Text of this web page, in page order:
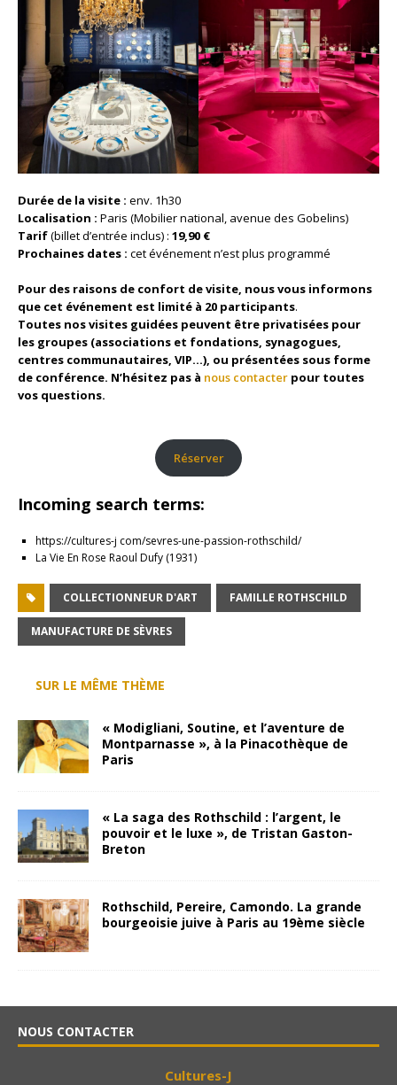
Durée de la visite : env. 1h30
Localisation : Paris (Mobilier national, avenue des Gobelins)
Tarif(billet d’entrée inclus) : 19,90 €
Prochaines dates : cet événement n’est plus programmé
Pour des raisons de confort de visite, nous vous informons
que cet événement est limité à 20 participants.
Toutes nos visites guidées peuvent être privatisées pour
les groupes (associations et fondations, synagogues,
centres communautaires, VIP…), ou présentées sous forme
de conférence. N’hésitez pas à nous contacter pour toutes
vos questions.
Réserver
Incoming search terms:
https://cultures-j com/sevres-une-passion-rothschild/
La Vie En Rose Raoul Dufy (1931)
COLLECTIONNEUR D'ART FAMILLE ROTHSCHILD
MANUFACTURE DE SÈVRES
SUR LE MÊME THÈME
« Modigliani, Soutine, et l’aventure de
Montparnasse », à la Pinacothèque de
Paris
« La saga des Rothschild : l’argent, le
pouvoir et le luxe », de Tristan Gaston-
Breton
Rothschild, Pereire, Camondo. La grande
bourgeoisie juive à Paris au 19ème siècle
NOUS CONTACTER
Cultures-J